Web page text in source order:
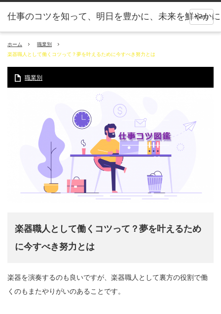
menu
仕事のコツを知って、明日を豊かに、未来を鮮やかに
ホーム
職業別
楽器職人として働くコツって？夢を叶えるために今すべき努力とは
職業別
楽器職人として働くコツって？夢を叶えるため
に今すべき努力とは
楽器を演奏するのも良いですが、楽器職人として裏方の役割で働
くのもまたやりがいのあることです。